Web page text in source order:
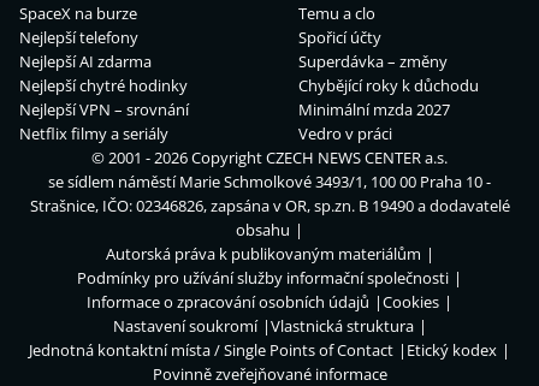
SpaceX na burze
Nejlepší telefony
Nejlepší AI zdarma
Nejlepší chytré hodinky
Nejlepší VPN – srovnání
Netflix filmy a seriály
Temu a clo
Spořicí účty
Superdávka – změny
Chybějící roky k důchodu
Minimální mzda 2027
Vedro v práci
© 2001 - 2026 CopyrightCZECH NEWS CENTER a.s.
se sídlem náměstí Marie Schmolkové 3493/1, 100 00 Praha 10 -
Strašnice, IČO: 02346826, zapsána v OR, sp.zn. B 19490 a dodavatelé
obsahu
Autorská práva k publikovaným materiálům
Podmínky pro užívání služby informační společnosti
Informace o zpracování osobních údajů
Cookies
Nastavení soukromí
Vlastnická struktura
Jednotná kontaktní místa / Single Points of Contact
Etický kodex
Povinně zveřejňované informace